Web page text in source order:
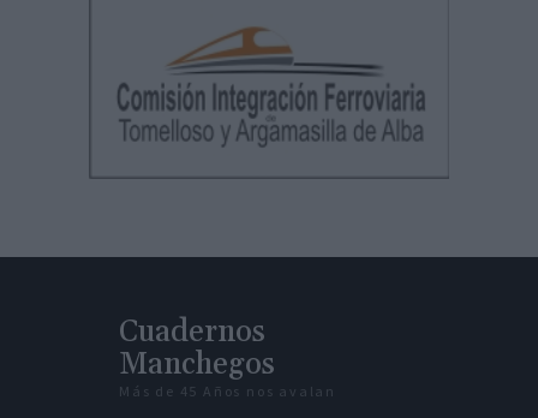
Cuadernos
Manchegos
Más de 45 Años nos avalan